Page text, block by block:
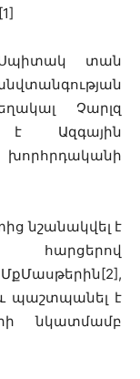
Սպիտակ տան
Չարլզ
է Ազգային
նշանակվել է
հարցերով
պաշտպանել է
նկատմամբ